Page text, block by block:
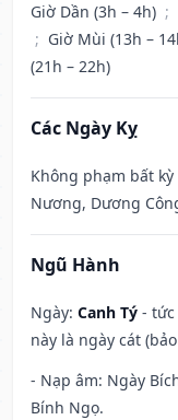
Giờ Dần (3h – 4h) ;
; Giờ Mùi (13h –
(21h – 22h)
Các Ngày Kỵ
Không phạm bất
Nương, Dương
Ngũ Hành
Ngày: Canh Tý - tức
này là ngày cát
- Nạp âm: Ngày
Bính Ngọ.